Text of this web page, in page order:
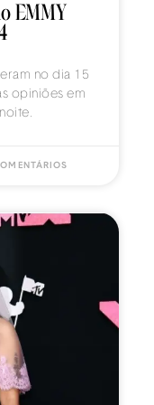
EMMY
no dia 15
opiniões em